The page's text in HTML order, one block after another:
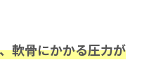
軟骨にかかる圧力が